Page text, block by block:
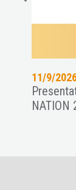
11/9/
NATION